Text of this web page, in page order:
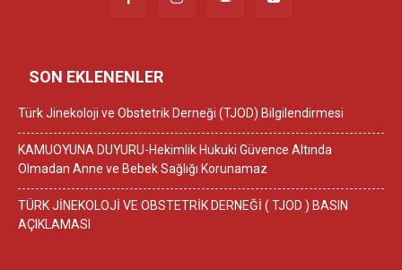
SON EKLENENLER
Türk Jinekoloji ve Obstetrik Derneği (TJOD) Bilgilendirmesi
KAMUOYUNA DUYURU-Hekimlik Hukuki Güvence Altında
Olmadan Anne ve Bebek Sağlığı Korunamaz
TÜRK JİNEKOLOJİ VE OBSTETRİK DERNEĞİ ( TJOD ) BASIN
AÇIKLAMASI